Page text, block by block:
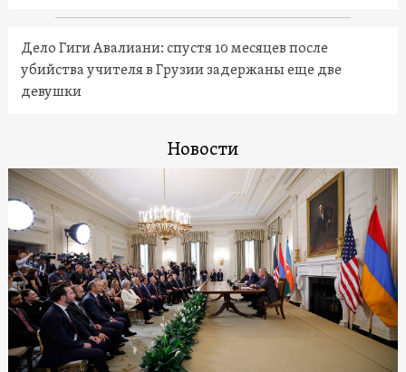
Дело Гиги Авалиани: спустя 10 месяцев после
убийства учителя в Грузии задержаны еще две
девушки
Новости